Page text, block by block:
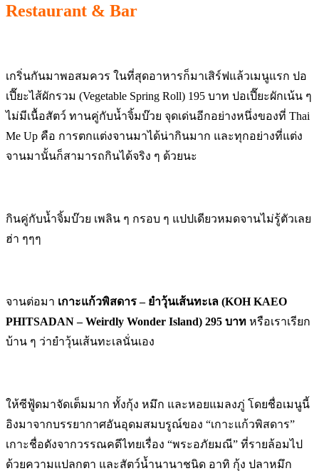
Restaurant & Bar
เกริ่นกันมาพอสมควร ในที่สุดอาหารก็มาเสิร์ฟแล้วเมนูแรก ปอ
เปี๊ยะไส้ผักรวม (Vegetable Spring Roll) 195 บาท ปอเปี๊ยะผักเน้น ๆ
ไม่มีเนื้อสัตว์ ทานคู่กับน้ำจิ้มบ๊วย จุดเด่นอีกอย่างหนึ่งของที่ Thai
Me Up คือ การตกแต่งจานมาได้น่ากินมาก และทุกอย่างที่แต่ง
จานมานั้นก็สามารถกินได้จริง ๆ ด้วยนะ
กินคู่กับน้ำจิ้มบ๊วย เพลิน ๆ กรอบ ๆ แปปเดียวหมดจานไม่รู้ตัวเลย
ฮ่า ๆๆๆ
จานต่อมา เกาะแก้วพิสดาร – ยำวุ้นเส้นทะเล (KOH KAEO
PHITSADAN – Weirdly Wonder Island) 295 บาท หรือเราเรียก
บ้าน ๆ ว่ายำวุ้นเส้นทะเลนั่นเอง
ให้ซีฟู้ดมาจัดเต็มมาก ทั้งกุ้ง หมึก และหอยแมลงภู่ โดยชื่อเมนูนี้
อิงมาจากบรรยากาศอันอุดมสมบรูณ์ของ “เกาะแก้วพิสดาร”
เกาะชื่อดังจากวรรณคดีไทยเรื่อง “พระอภัยมณี” ที่รายล้อมไป
ด้วยความแปลกตา และสัตว์น้ำนานาชนิด อาทิ กุ้ง ปลาหมึก